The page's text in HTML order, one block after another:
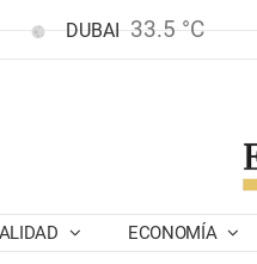
DUBAI 33.5 °C
ECONOMÍA